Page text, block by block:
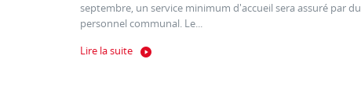
septembre, un service minimum d'accueil sera assuré par du
personnel communal. Le...
Lire la suite